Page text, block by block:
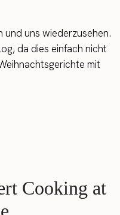
und uns wiederzusehen.
da dies einfach nicht
mit